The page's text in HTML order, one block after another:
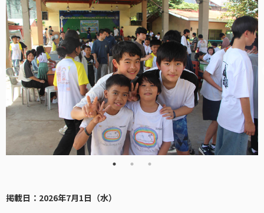
掲載日：2026年7月1日（水）